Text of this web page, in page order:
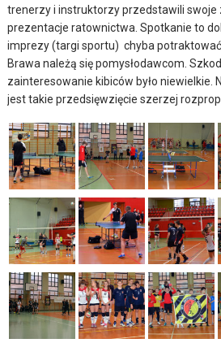
trenerzy i instruktorzy przedstawili swoje
prezentacje ratownictwa. Spotkanie to
imprezy (targi sportu) chyba
Brawa należą się pomysłodawcom.
zainteresowanie kibiców było niewielkie.
jest takie przedsięwzięcie szerzej